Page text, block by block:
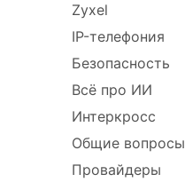
Zyxel
IP-телефония
Безопасность
Всё про ИИ
Интеркросс
Общие вопросы
Провайдеры